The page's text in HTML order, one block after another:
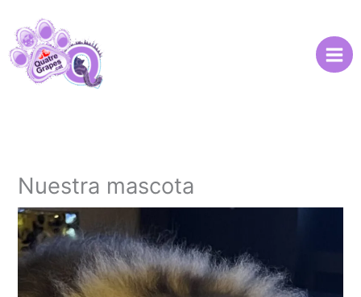
contenido
Nuestra mascota